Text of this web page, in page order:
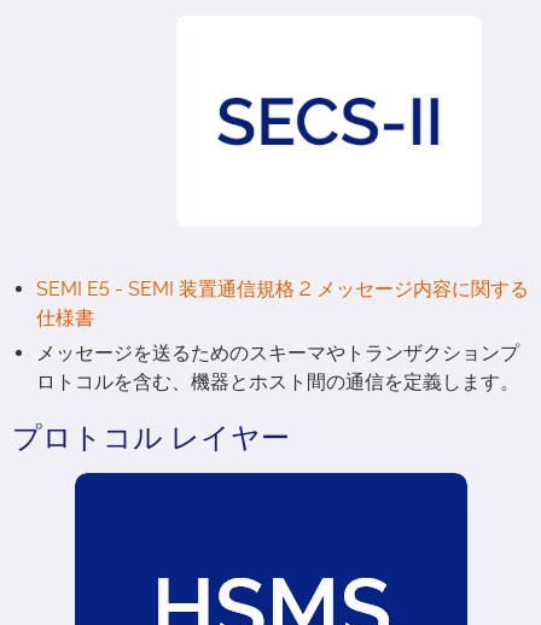
SEMI E5 - SEMI 装置通信規格 2 メッセージ内容に関する
仕様書
メッセージを送るためのスキーマやトランザクションプ
ロトコルを含む、機器とホスト間の通信を定義します。
プロトコル レイヤー